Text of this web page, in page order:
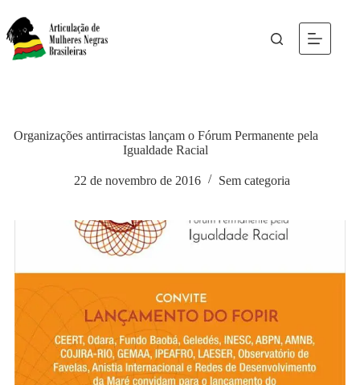
Organizações antirracistas lançam o Fórum Permanente pela
Igualdade Racial
22 de novembro de 2016 Sem categoria